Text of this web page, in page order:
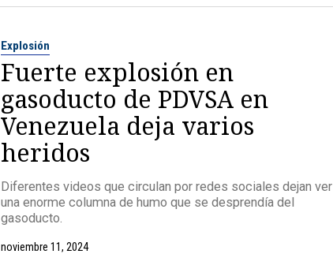
Explosión
Fuerte explosión en
gasoducto de PDVSA en
Venezuela deja varios
heridos
Diferentes videos que circulan por redes sociales dejan ver
una enorme columna de humo que se desprendía del
gasoducto.
noviembre 11, 2024